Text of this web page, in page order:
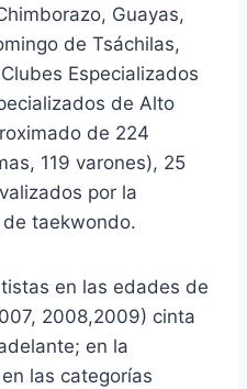
Guayas,
de Tsáchilas,
Especializados
de Alto
de 224
119 varones), 25
por la
de taekwondo.
en las edades de
2008,2009) cinta
en la
las categorías